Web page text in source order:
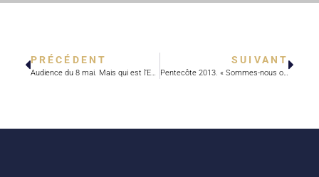
PRÉCÉDENT
Audience du 8 mai. Mais qui est l’Esprit Saint?
SUIVANT
Pentecôte 2013. « Sommes-nous ouverts aux surprises de Dieu? »